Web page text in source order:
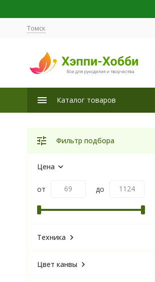
Томск
Каталог товаров
Фильтр подбора
Цена
от до
Техника
Цвет канвы